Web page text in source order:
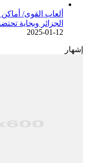
الجزائر وبجاية
2025-01-12
إشهار